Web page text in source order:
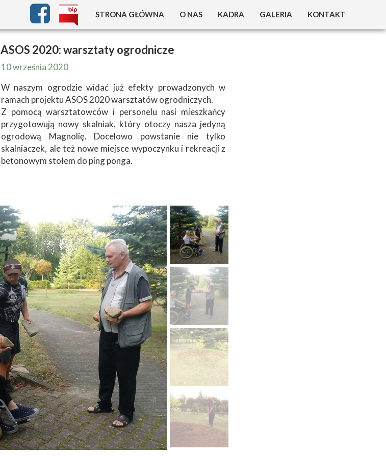
STRONA GŁÓWNA
CO NOWEGO W DPS ?
INFORMACJE O DOMU
KOSZT UTRZYMANIA
PANDEMIA COVID 19
O NAS
25 LAT DPS
KADRA GALERIA KONTAKT
10 września 2020
W naszym ogrodzie widać już efekty prowadzonych w
ramach projektu ASOS 2020 warsztatów ogrodniczych.
Z pomocą warsztatowców i personelu nasi mieszkańcy
przygotowują nowy skalniak, który otoczy nasza jedyną
ogrodową Magnolię. Docelowo powstanie nie tylko
skalniaczek, ale też nowe miejsce wypoczynku i rekreacji z
betonowym stołem do ping ponga.
ASOS 2020: warsztaty ogrodnicze